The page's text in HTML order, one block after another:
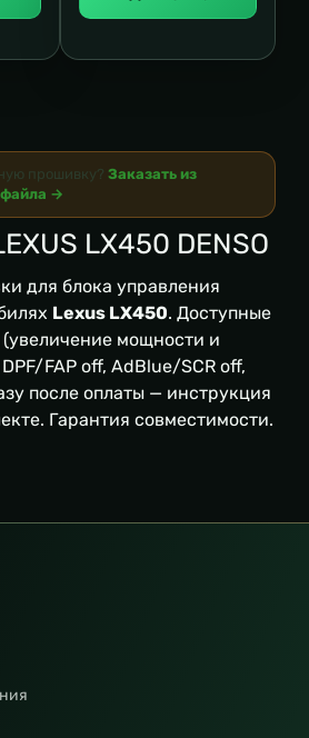
прошивку? Заказать из
→
LX450 DENSO
для блока управления
Lexus LX450. Доступные
мощности и
FAP off, AdBlue/SCR off,
после оплаты — инструкция
Гарантия совместимости.